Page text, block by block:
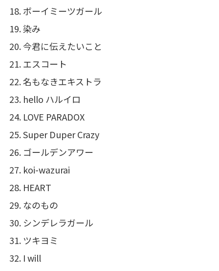
ボーイミーツガール
染み
今君に伝えたいこと
エスコート
名もなきエキストラ
hello ハルイロ
LOVE PARADOX
Super Duper Crazy
ゴールデンアワー
koi-wazurai
HEART
なのもの
シンデレラガール
ツキヨミ
I will